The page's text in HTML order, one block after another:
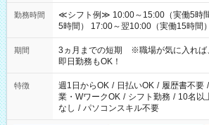
勤務時間
≪シフト例≫ 10:00～15:00（実働5時
5時間） 17:00～翌10:00（実働15時間）など ご希望に
働く時間は調整できます！ お気軽に担
期間
3ヵ月までの短期 ※職場が気に入れ
即日勤務もOK！
特徴 週1日からOK / 日払いOK / 履歴書不要 /
業・WワークOK / シフト勤務 / 10名以
なし / パソコンスキル不要